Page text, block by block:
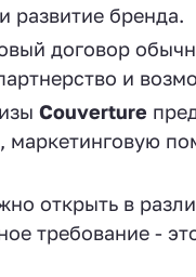
развитие бренда.
договор
и
Couverture
маркетинговую
открыть в
требование -